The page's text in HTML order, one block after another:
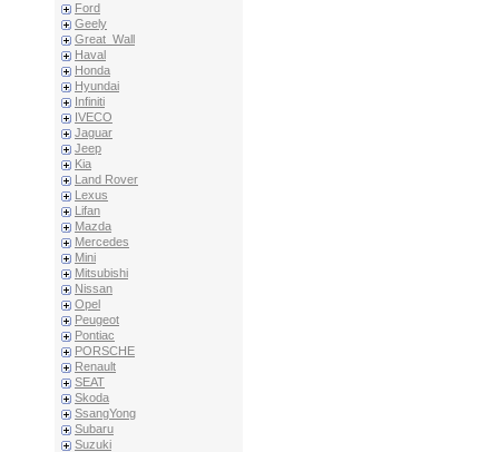
Ford
Geely
Great_Wall
Haval
Honda
Hyundai
Infiniti
IVECO
Jaguar
Jeep
Kia
Land Rover
Lexus
Lifan
Mazda
Mercedes
Mini
Mitsubishi
Nissan
Opel
Peugeot
Pontiac
PORSCHE
Renault
SEAT
Skoda
SsangYong
Subaru
Suzuki